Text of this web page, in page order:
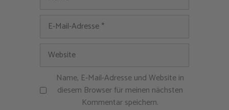
Name, E-Mail-Adresse und Website in
diesem Browser für meinen nächsten
Kommentar speichern.